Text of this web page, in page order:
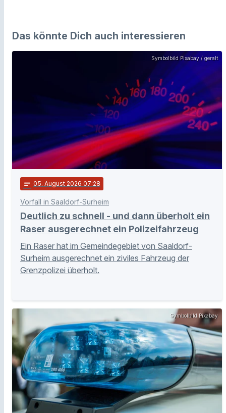
Das könnte Dich auch interessieren
Symbolbild Pixabay / geralt
notes 05. August 2026 07:28
Vorfall in Saaldorf-Surheim
Deutlich zu schnell - und dann überholt ein
Raser ausgerechnet ein Polizeifahrzeug
Ein Raser hat im Gemeindegebiet von Saaldorf-
Surheim ausgerechnet ein ziviles Fahrzeug der
Grenzpolizei überholt.
Symbolbild Pixabay